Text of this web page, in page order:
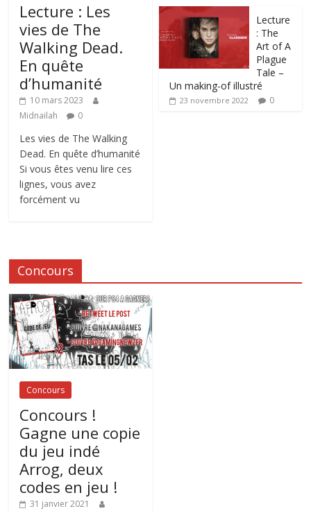
Lecture : Les
vies de The
Walking Dead.
En quête
d’humanité
10 mars 2023
Midnailah
0
Les vies de The Walking
Dead. En quête d’humanité
Si vous êtes venu lire ces
lignes, vous avez
forcément vu
Lecture
: The
Art of A
Plague
Tale –
Un making-of illustré
23 novembre 2022 0
Concours
Concours
Concours !
Gagne une copie
du jeu indé
Arrog, deux
codes en jeu !
31 janvier 2021